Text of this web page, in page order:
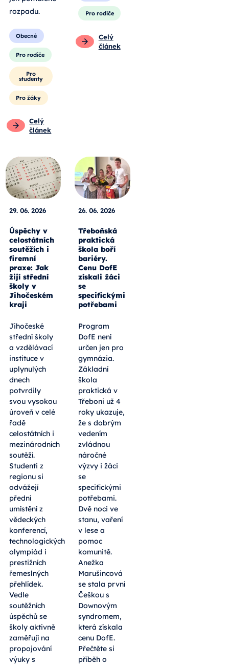
rozpadu.
Obecné
Pro rodiče
Pro
studenty
Pro žáky
Celý
článek
Pro rodiče
Celý
článek
29. 06. 2026
Úspěchy v
celostátních
soutěžích i
firemní
praxe: Jak
žijí střední
školy v
Jihočeském
kraji
Jihočeské
střední školy
a vzdělávací
instituce v
uplynulých
dnech
potvrdily
svou vysokou
úroveň v celé
řadě
celostátních i
mezinárodních
soutěží.
Studenti z
regionu si
odvážejí
přední
umístění z
vědeckých
konferencí,
technologických
olympiád i
prestižních
řemeslných
přehlídek.
Vedle
soutěžních
úspěchů se
školy aktivně
zaměřují na
propojování
výuky s
26. 06. 2026
Třeboňská
praktická
škola boří
bariéry.
Cenu DofE
získali žáci
se
specifickými
potřebami
Program
DofE není
určen jen pro
gymnázia.
Základní
škola
praktická v
Třeboni už 4
roky ukazuje,
že s dobrým
vedením
zvládnou
náročné
výzvy i žáci
se
specifickými
potřebami.
Dvě noci ve
stanu, vaření
v lese a
pomoc
komunitě.
Anežka
Marušincová
se stala první
Češkou s
Downovým
syndromem,
která získala
cenu DofE.
Přečtěte si
příběh o